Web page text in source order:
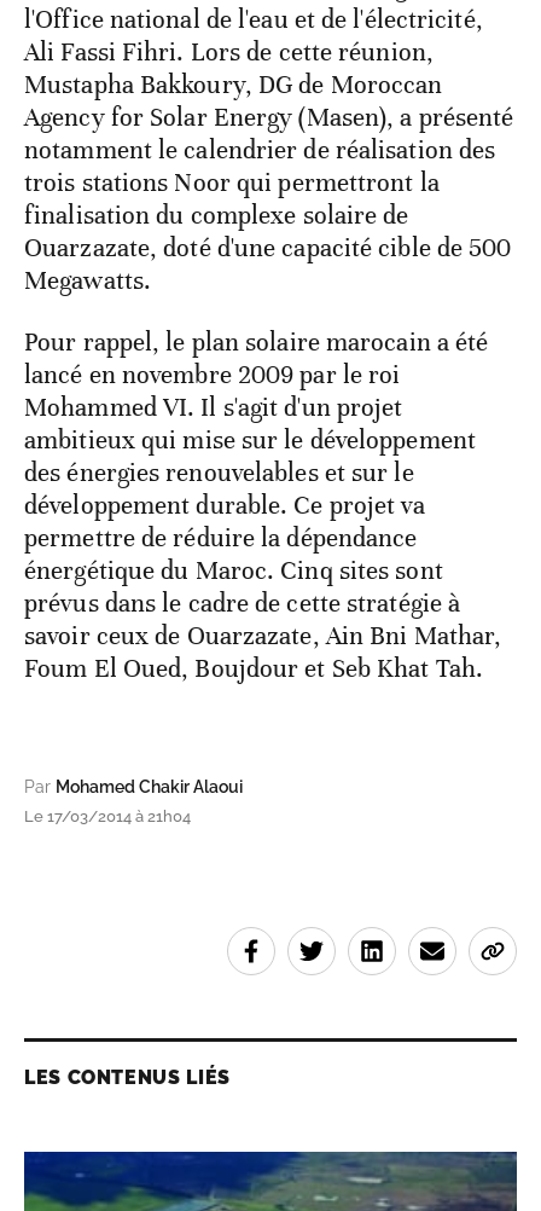
l'Office national de l'eau et de l'électricité,
Ali Fassi Fihri. Lors de cette réunion,
Mustapha Bakkoury, DG de Moroccan
Agency for Solar Energy (Masen), a présenté
notamment le calendrier de réalisation des
trois stations Noor qui permettront la
finalisation du complexe solaire de
Ouarzazate, doté d'une capacité cible de 500
Megawatts.
Pour rappel, le plan solaire marocain a été
lancé en novembre 2009 par le roi
Mohammed VI. Il s'agit d'un projet
ambitieux qui mise sur le développement
des énergies renouvelables et sur le
développement durable. Ce projet va
permettre de réduire la dépendance
énergétique du Maroc. Cinq sites sont
prévus dans le cadre de cette stratégie à
savoir ceux de Ouarzazate, Ain Bni Mathar,
Foum El Oued, Boujdour et Seb Khat Tah.
Par Mohamed Chakir Alaoui
Le 17/03/2014 à 21h04
LES CONTENUS LIÉS